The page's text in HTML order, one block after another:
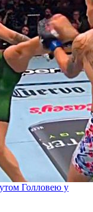
Голловею у